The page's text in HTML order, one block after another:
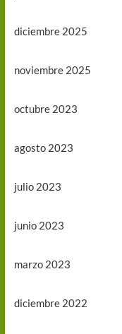
diciembre 2025
noviembre 2025
octubre 2023
agosto 2023
julio 2023
junio 2023
marzo 2023
diciembre 2022